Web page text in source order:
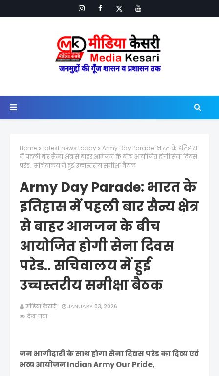
Home latest news today
Army Day Parade: भारत के इतिहास
में पहली बार सैन्य क्षेत्र से बाहर आमजन के बीच आयोजित होगी सेना दिवस
परेड.. सचिवालय में हुई उच्चस्तरीय समीक्षा बैठक
Army Day Parade: भारत के
इतिहास में पहली बार सैन्य क्षेत्र
से बाहर आमजन के बीच
आयोजित होगी सेना दिवस
परेड.. सचिवालय में हुई
उच्चस्तरीय समीक्षा बैठक
मीडिया केसरी
JANUARY 03, 2026
देखा गया
जन भागीदारी के साथ होगा सेना दिवस परेड का दिव्य एवं
भव्य आयोजन Indian Army Our Pride,